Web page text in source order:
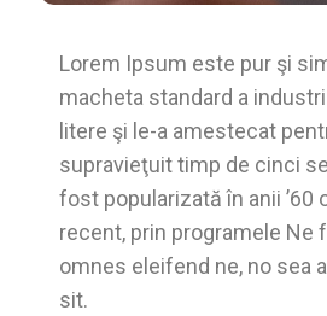
Lorem Ipsum este pur şi
macheta standard a
litere şi le-a amestecat
supravieţuit timp de cinci
fost popularizată în anii
recent, prin programele
omnes eleifend ne, no sea
sit.